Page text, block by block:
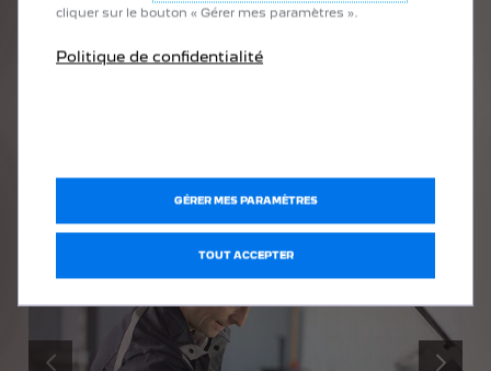
rendez-vous sur le site : www.groupe-psa.com
cliquer sur le bouton « Gérer mes paramètres ».
Politique de confidentialité
GÉRER MES PARAMÈTRES
TOUT ACCEPTER